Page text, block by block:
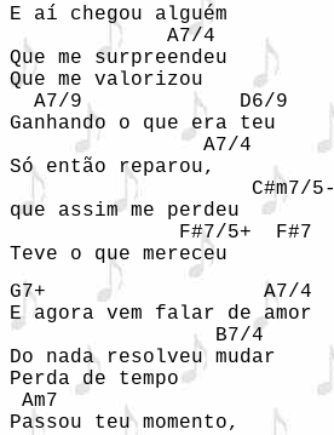
E aí chegou alguém
             A7/4
Que me surpreendeu
Que me valorizou
  A7/9             D6/9
Ganhando o que era teu
                A7/4
Só então reparou,
                    C#m7/5-
que assim me perdeu
              F#7/5+  F#7
Teve o que mereceu
G7+                  A7/4
E agora vem falar de amor
                 B7/4
Do nada resolveu mudar
Perda de tempo
Am7
Passou teu momento,